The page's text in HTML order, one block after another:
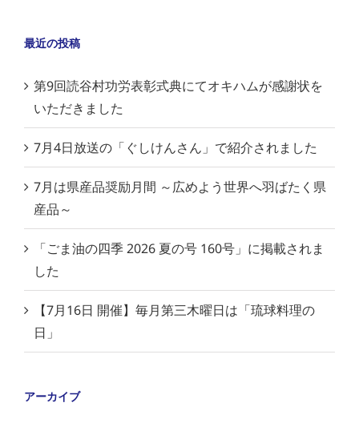
最近の投稿
第9回読谷村功労表彰式典にてオキハムが感謝状を
いただきました
7月4日放送の「ぐしけんさん」で紹介されました
7月は県産品奨励月間 ～広めよう世界へ羽ばたく県
産品～
「ごま油の四季 2026 夏の号 160号」に掲載されま
した
【7月16日 開催】毎月第三木曜日は「琉球料理の
日」
アーカイブ